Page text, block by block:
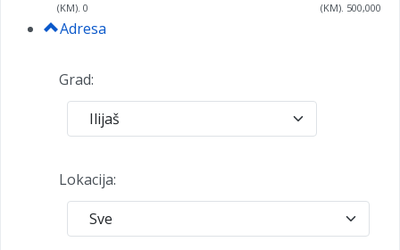
(KM). 0 (KM). 500,000
Adresa
Grad:
Lokacija: